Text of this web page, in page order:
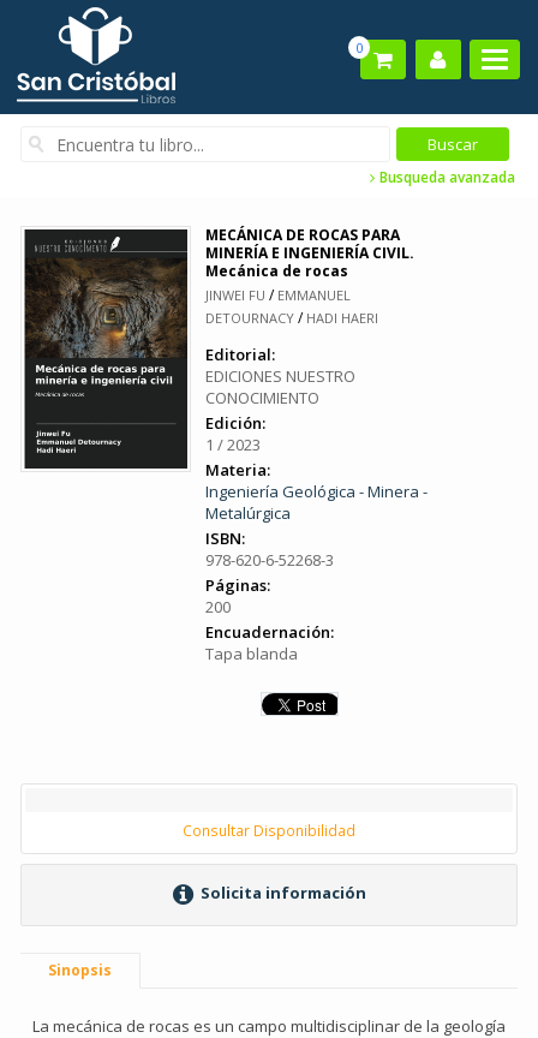
0
Busqueda avanzada
MECÁNICA DE ROCAS PARA
MINERÍA E INGENIERÍA CIVIL.
Mecánica de rocas
JINWEI FU / EMMANUEL
DETOURNACY / HADI HAERI
Editorial:
EDICIONES NUESTRO
CONOCIMIENTO
Edición:
1 / 2023
Materia:
Ingeniería Geológica - Minera -
Metalúrgica
ISBN:
978-620-6-52268-3
Páginas:
200
Encuadernación:
Tapa blanda
Consultar Disponibilidad
Solicita información
Sinopsis
La mecánica de rocas es un campo multidisciplinar de la geología